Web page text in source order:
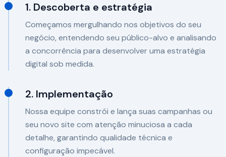
1. Descoberta e estratégia
Começamos mergulhando nos objetivos do seu
negócio, entendendo seu público-alvo e analisando
a concorrência para desenvolver uma estratégia
digital sob medida.
2. Implementação
Nossa equipe constrói e lança suas campanhas ou
seu novo site com atenção minuciosa a cada
detalhe, garantindo qualidade técnica e
configuração impecável.